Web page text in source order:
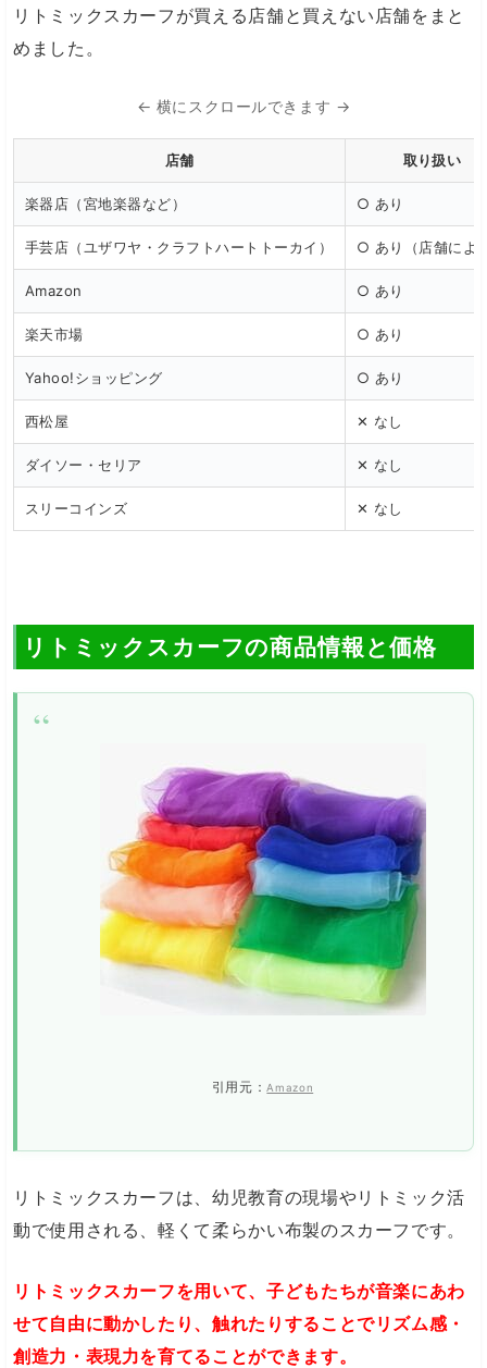
リトミックスカーフが買える店舗と買えない店舗をまと
めました。
← 横にスクロールできます →
店舗 取り扱い
楽器店（宮地楽器など） ○ あり
手芸店（ユザワヤ・クラフトハートトーカイ） ○ あり（店舗によ
Amazon ○ あり
楽天市場 ○ あり
Yahoo!ショッピング ○ あり
西松屋 ✕ なし
ダイソー・セリア ✕ なし
スリーコインズ ✕ なし
リトミックスカーフの商品情報と価格
引用元：Amazon
リトミックスカーフは、幼児教育の現場やリトミック活
動で使用される、軽くて柔らかい布製のスカーフです。
リトミックスカーフを用いて、子どもたちが音楽にあわ
せて自由に動かしたり、触れたりすることでリズム感・
創造力・表現力を育てることができます。